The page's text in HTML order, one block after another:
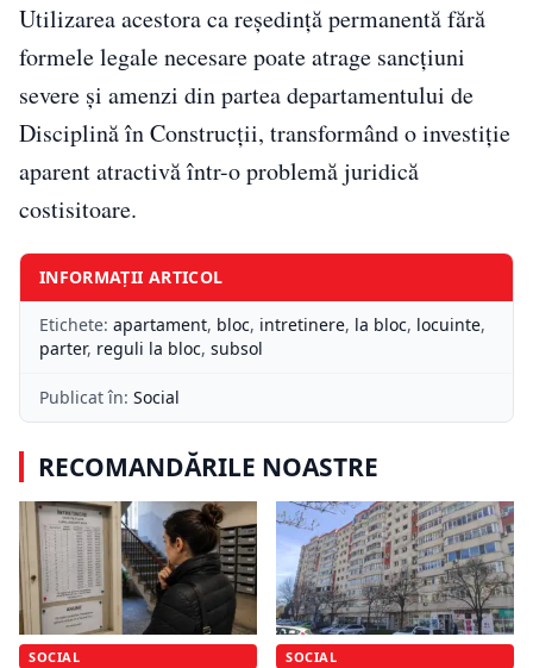
Utilizarea acestora ca reședință permanentă fără
formele legale necesare poate atrage sancțiuni
severe și amenzi din partea departamentului de
Disciplină în Construcții, transformând o investiție
aparent atractivă într-o problemă juridică
costisitoare.
INFORMAȚII ARTICOL
Etichete: apartament, bloc, intretinere, la bloc, locuinte,
parter, reguli la bloc, subsol
Publicat în: Social
RECOMANDĂRILE NOASTRE
SOCIAL SOCIAL